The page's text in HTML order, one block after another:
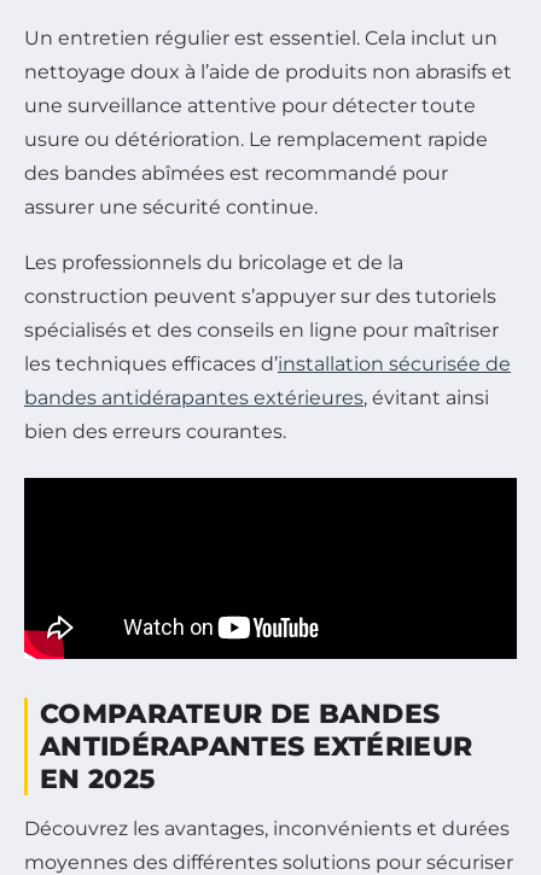
Un entretien régulier est essentiel. Cela inclut un
nettoyage doux à l’aide de produits non abrasifs et
une surveillance attentive pour détecter toute
usure ou détérioration. Le remplacement rapide
des bandes abîmées est recommandé pour
assurer une sécurité continue.
Les professionnels du bricolage et de la
construction peuvent s’appuyer sur des tutoriels
spécialisés et des conseils en ligne pour maîtriser
les techniques efficaces d’installation sécurisée de
bandes antidérapantes extérieures, évitant ainsi
bien des erreurs courantes.
COMPARATEUR DE BANDES
ANTIDÉRAPANTES EXTÉRIEUR
EN 2025
Découvrez les avantages, inconvénients et durées
moyennes des différentes solutions pour sécuriser